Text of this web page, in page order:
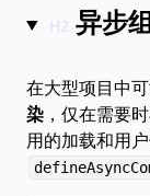
异步
在大型项目中
染 ，仅在需要
用的加载和用